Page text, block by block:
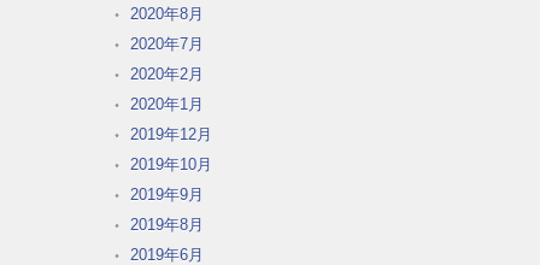
2020年8月
2020年7月
2020年2月
2020年1月
2019年12月
2019年10月
2019年9月
2019年8月
2019年6月